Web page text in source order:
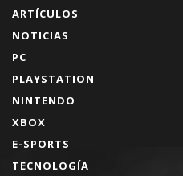
ARTÍCULOS
NOTICIAS
PC
PLAYSTATION
NINTENDO
XBOX
E-SPORTS
TECNOLOGÍA